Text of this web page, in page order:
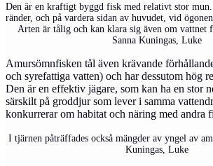
Den är en kraftigt byggd fisk med relativt stor mun.
ränder, och på vardera sidan av huvudet, vid
Arten är tålig och kan klara sig även om
Sanna Kuningas, Luke
Amursömnfisken tål även krävande
och syrefattiga vatten) och har dessutom hög
Den är en effektiv jägare, som kan ha en stor
särskilt på groddjur som lever i samma
konkurrerar om habitat och näring med andra
I tjärnen påträffades också mängder av yngel av
Kuningas, Luke